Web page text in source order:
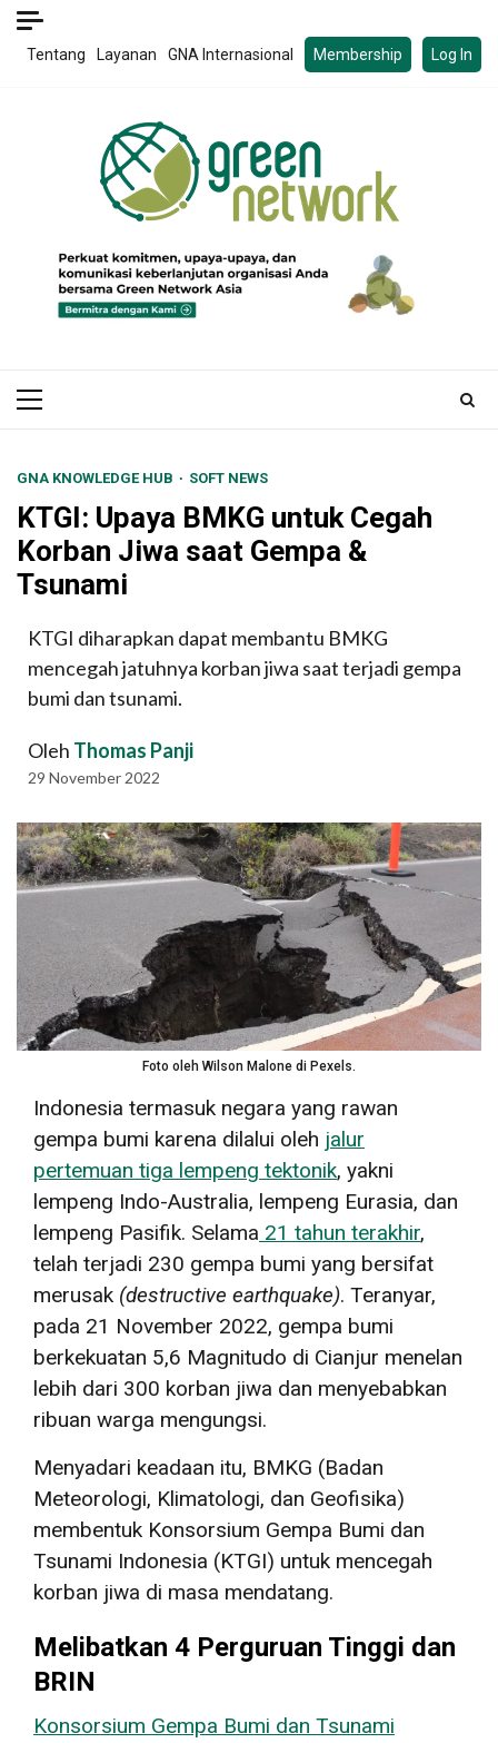
Skip
Tentang Layanan GNA Internasional Membership Log In
Primary
GNA KNOWLEDGE HUB SOFT NEWS
KTGI: Upaya BMKG untuk Cegah
Korban Jiwa saat Gempa &
Tsunami
KTGI diharapkan dapat membantu BMKG
mencegah jatuhnya korban jiwa saat terjadi gempa
bumi dan tsunami.
Oleh Thomas Panji
29 November 2022
Foto oleh Wilson Malone di Pexels.
Indonesia termasuk negara yang rawan
gempa bumi karena dilalui oleh jalur
pertemuan tiga lempeng tektonik, yakni
lempeng Indo-Australia, lempeng Eurasia, dan
lempeng Pasifik. Selama 21 tahun terakhir,
telah terjadi 230 gempa bumi yang bersifat
merusak (destructive earthquake). Teranyar,
pada 21 November 2022, gempa bumi
berkekuatan 5,6 Magnitudo di Cianjur menelan
lebih dari 300 korban jiwa dan menyebabkan
ribuan warga mengungsi.
Menyadari keadaan itu, BMKG (Badan
Meteorologi, Klimatologi, dan Geofisika)
membentuk Konsorsium Gempa Bumi dan
Tsunami Indonesia (KTGI) untuk mencegah
korban jiwa di masa mendatang.
Melibatkan 4 Perguruan Tinggi dan
BRIN
Konsorsium Gempa Bumi dan Tsunami